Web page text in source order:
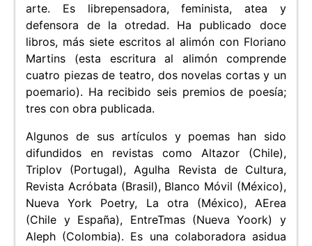
arte. Es librepensadora, feminista, atea y
defensora de la otredad. Ha publicado doce
libros, más siete escritos al alimón con Floriano
Martins (esta escritura al alimón comprende
cuatro piezas de teatro, dos novelas cortas y un
poemario). Ha recibido seis premios de poesía;
tres con obra publicada.
Algunos de sus artículos y poemas han sido
difundidos en revistas como Altazor (Chile),
Triplov (Portugal), Agulha Revista de Cultura,
Revista Acróbata (Brasil), Blanco Móvil (México),
Nueva York Poetry, La otra (México), AErea
(Chile y España), EntreTmas (Nueva Yoork) y
Aleph (Colombia). Es una colaboradora asidua